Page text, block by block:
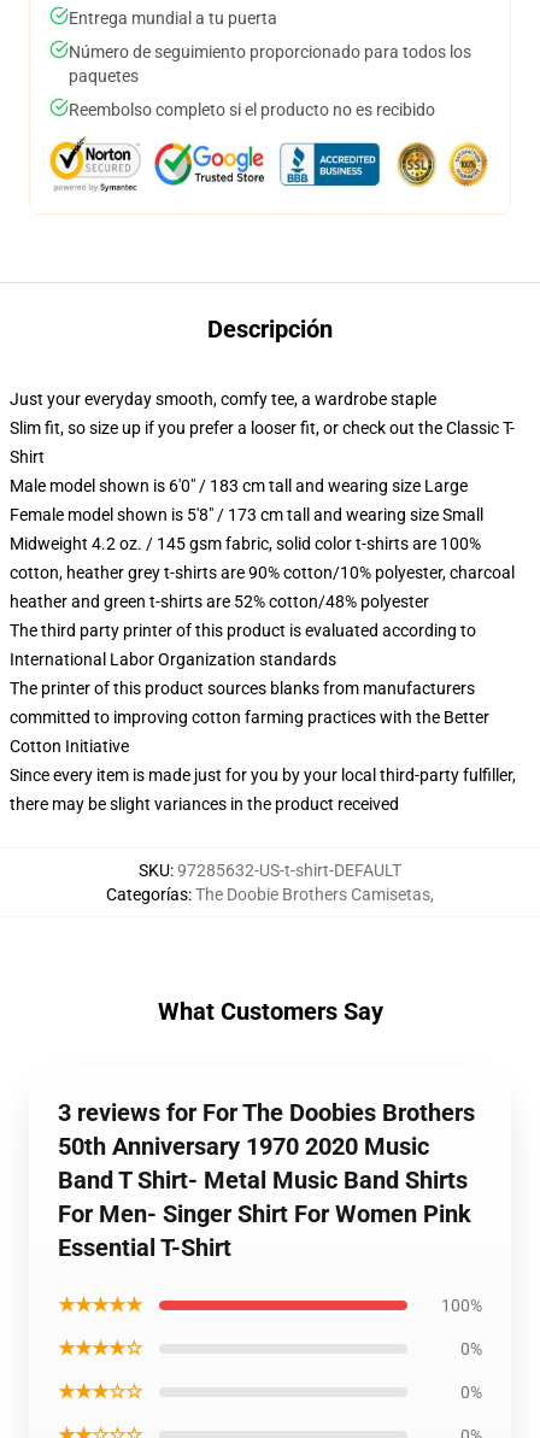
Entrega mundial a tu puerta
Número de seguimiento proporcionado para todos los
paquetes
Reembolso completo si el producto no es recibido
Descripción
Just your everyday smooth, comfy tee, a wardrobe staple
Slim fit, so size up if you prefer a looser fit, or check out the Classic T-
Shirt
Male model shown is 6'0" / 183 cm tall and wearing size Large
Female model shown is 5'8" / 173 cm tall and wearing size Small
Midweight 4.2 oz. / 145 gsm fabric, solid color t-shirts are 100%
cotton, heather grey t-shirts are 90% cotton/10% polyester, charcoal
heather and green t-shirts are 52% cotton/48% polyester
The third party printer of this product is evaluated according to
International Labor Organization standards
The printer of this product sources blanks from manufacturers
committed to improving cotton farming practices with the Better
Cotton Initiative
Since every item is made just for you by your local third-party fulfiller,
there may be slight variances in the product received
SKU:97285632-US-t-shirt-DEFAULT
Categorías:The Doobie Brothers Camisetas,
What Customers Say
3 reviews for For The Doobies Brothers
50th Anniversary 1970 2020 Music
Band T Shirt- Metal Music Band Shirts
For Men- Singer Shirt For Women Pink
Essential T-Shirt
★★★★★ 100%
★★★★☆ 0%
★★★☆☆ 0%